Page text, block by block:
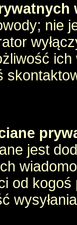
nie
jest
od